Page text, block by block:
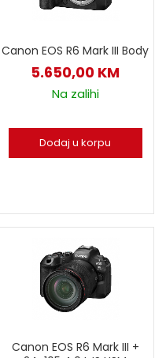
Canon EOS R6 Mark III Body
5.650,00 KM
Na zalihi
Dodaj u korpu
Canon EOS R6 Mark III +